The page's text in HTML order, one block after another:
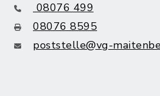
08076 499
08076 8595
poststelle@vg-